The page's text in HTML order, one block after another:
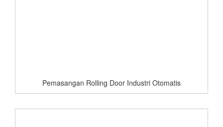
Pemasangan Rolling Door Industri Otomatis